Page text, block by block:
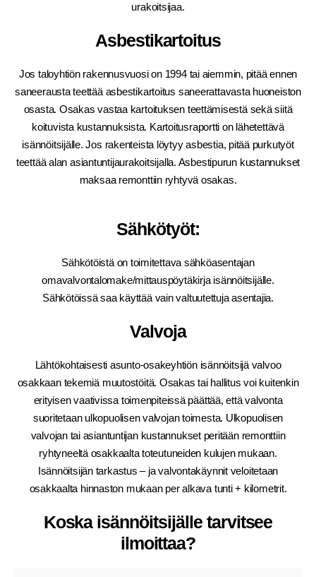
urakoitsijaa.
Asbestikartoitus
Jos taloyhtiön rakennusvuosi on 1994 tai aiemmin, pitää ennen
saneerausta teettää asbestikartoitus saneerattavasta huoneiston
osasta. Osakas vastaa kartoituksen teettämisestä sekä siitä
koituvista kustannuksista. Kartoitusraportti on lähetettävä
isännöitsijälle. Jos rakenteista löytyy asbestia, pitää purkutyöt
teettää alan asiantuntijaurakoitsijalla. Asbestipurun kustannukset
maksaa remonttiin ryhtyvä osakas.
Sähkötyöt:
Sähkötöistä on toimitettava sähköasentajan
omavalvontalomake/mittauspöytäkirja isännöitsijälle.
Sähkötöissä saa käyttää vain valtuutettuja asentajia.
Valvoja
Lähtökohtaisesti asunto-osakeyhtiön isännöitsijä valvoo
osakkaan tekemiä muutostöitä. Osakas tai hallitus voi kuitenkin
erityisen vaativissa toimenpiteissä päättää, että valvonta
suoritetaan ulkopuolisen valvojan toimesta. Ulkopuolisen
valvojan tai asiantuntijan kustannukset peritään remonttiin
ryhtyneeltä osakkaalta toteutuneiden kulujen mukaan.
Isännöitsijän tarkastus – ja valvontakäynnit veloitetaan
osakkaalta hinnaston mukaan per alkava tunti + kilometrit.
Koska isännöitsijälle tarvitsee
ilmoittaa?